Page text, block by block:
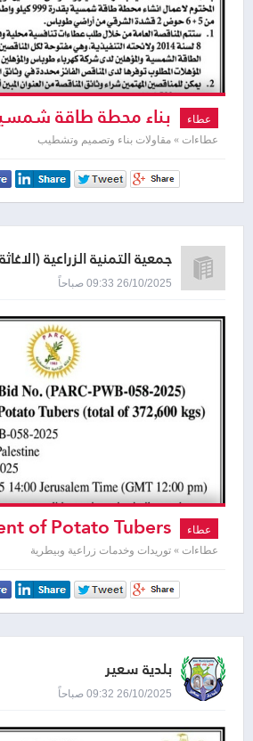
عطاء
كيلو واط ذروة
عطاءات » مقاولات بناء وتصميم وتشطيب
جمعية التمنية الزراعية
26/10/2025 09:33 صباحاً
عطاء
عطاءات » توريدات وخدمات زراعية وبيطرية
بلدية سعير
26/10/2025 09:32 صباحاً